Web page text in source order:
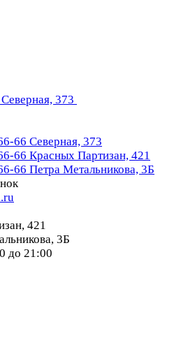
Северная, 373
66 Северная, 373
66 Красных Партизан, 421
66 Петра Метальникова, 3Б
421
3Б
до 21:00